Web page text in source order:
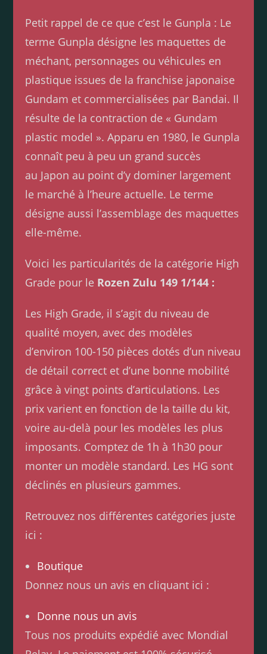
Petit rappel de ce que c’est le Gunpla : Le
terme Gunpla désigne les maquettes de
méchant, personnages ou véhicules en
plastique issues de la franchise japonaise
Gundam et commercialisées par Bandai. Il
résulte de la contraction de « Gundam
plastic model ». Apparu en 1980, le Gunpla
connaît peu à peu un grand succès
au Japon au point d’y dominer largement
le marché à l’heure actuelle. Le terme
désigne aussi l’assemblage des maquettes
elle-même.
Voici les particularités de la catégorie High
Grade pour le Rozen Zulu 149 1/144 :
Les High Grade, il s’agit du niveau de
qualité moyen, avec des modèles
d’environ 100-150 pièces dotés d’un niveau
de détail correct et d’une bonne mobilité
grâce à vingt points d’articulations. Les
prix varient en fonction de la taille du kit,
voire au-delà pour les modèles les plus
imposants. Comptez de 1h à 1h30 pour
monter un modèle standard. Les HG sont
déclinés en plusieurs gammes.
Retrouvez nos différentes catégories juste
ici :
Boutique
Donnez nous un avis en cliquant ici :
Donne nous un avis
Tous nos produits expédié avec Mondial